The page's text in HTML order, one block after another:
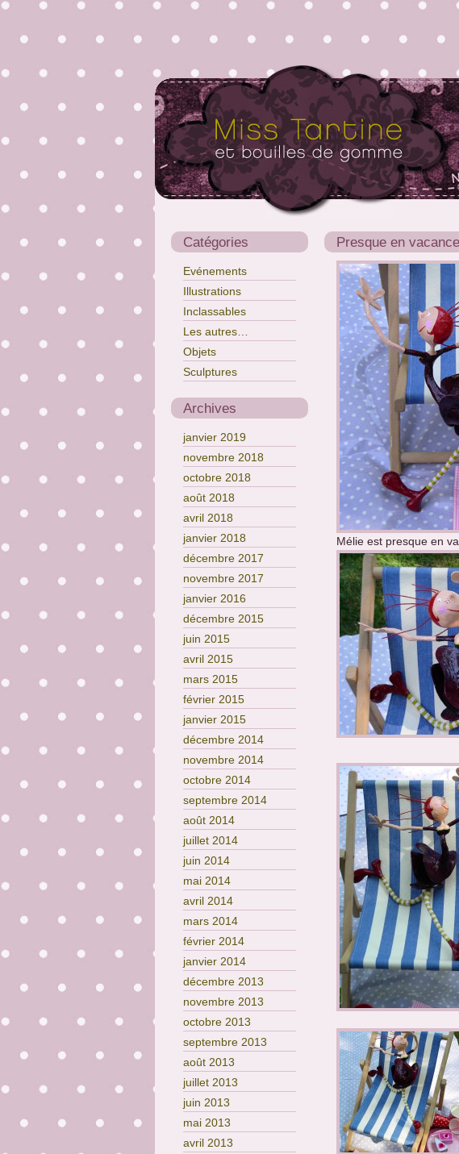
Catégories
Evénements
Illustrations
Inclassables
Les autres…
Objets
Sculptures
Archives
janvier 2019
novembre 2018
octobre 2018
août 2018
avril 2018
janvier 2018
décembre 2017
novembre 2017
janvier 2016
décembre 2015
juin 2015
avril 2015
mars 2015
février 2015
janvier 2015
décembre 2014
novembre 2014
octobre 2014
septembre 2014
août 2014
juillet 2014
juin 2014
mai 2014
avril 2014
mars 2014
février 2014
janvier 2014
décembre 2013
novembre 2013
octobre 2013
septembre 2013
août 2013
juillet 2013
juin 2013
mai 2013
avril 2013
Presque en
Mélie est presque en